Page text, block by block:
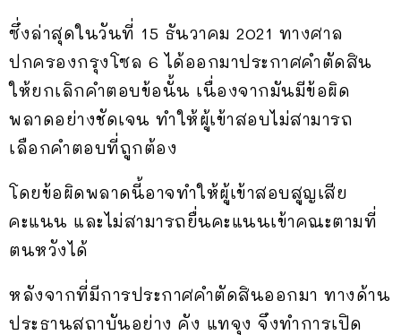
ซึ่งล่าสุดในวันที่ 15 ธันวาคม 2021 ทางศาล
ปกครองกรุงโซล 6 ได้ออกมาประกาศคำตัดสิน
ให้ยกเลิกคำตอบข้อนั้น เนื่องจากมันมีข้อผิด
พลาดอย่างชัดเจน ทำให้ผู้เข้าสอบไม่สามารถ
เลือกคำตอบที่ถูกต้อง
โดยข้อผิดพลาดนี้อาจทำให้ผู้เข้าสอบสูญเสีย
คะแนน และไม่สามารถยื่นคะแนนเข้าคณะตามที่
ตนหวังได้
หลังจากที่มีการประกาศคำตัดสินออกมา ทางด้าน
ประธานสถาบันอย่าง คัง แทจุง จึงทำการเปิด